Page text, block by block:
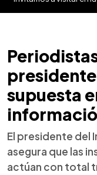
supuesta
El presidente del
asegura que las
actúan con total